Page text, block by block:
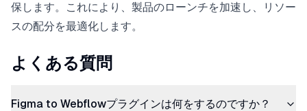
保します。これにより、製品のローンチを加速し、リソー
スの配分を最適化します。
よくある質問
Figma to Webflowプラグインは何をするのですか？